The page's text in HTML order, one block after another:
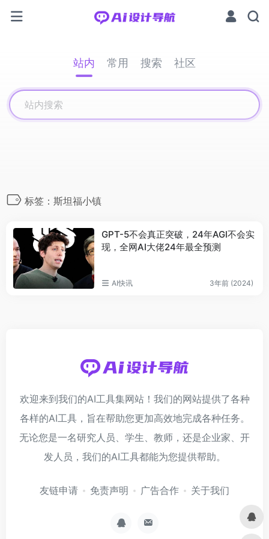
站内 常用 搜索 社区
标签：斯坦福小镇
GPT-5不会真正突破，24年AGI不会实
现，全网AI大佬24年最全预测
AI快讯 3年前 (2024)
欢迎来到我们的AI工具集网站！我们的网站提供了各种
各样的AI工具，旨在帮助您更加高效地完成各种任务。
无论您是一名研究人员、学生、教师，还是企业家、开
发人员，我们的AI工具都能为您提供帮助。
友链申请 免责声明 广告合作 关于我们